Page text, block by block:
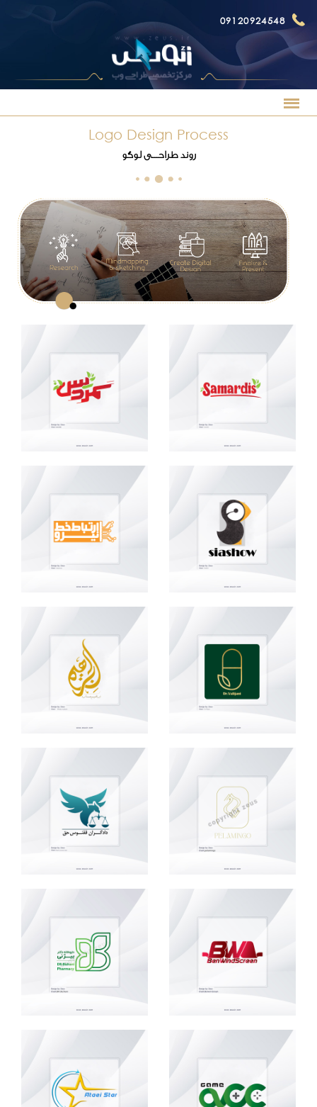
09120924548
Logo Design Process
روند طراحـــی لوگو